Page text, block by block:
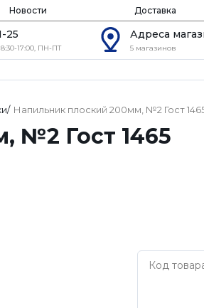
Новости Доставка
25
17:00, ПН-ПТ
Адреса
5 магазинов
/ Напильник плоский 200мм, №2 Гост
№2 Гост 1465
Код